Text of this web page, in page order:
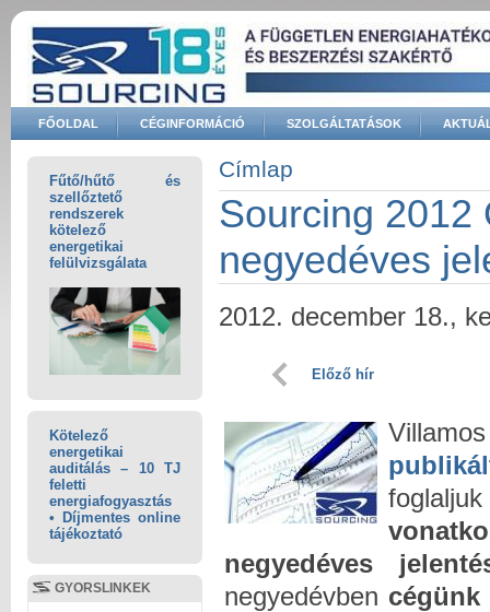
Ugrás a tartalomra
FŐOLDAL CÉGINFORMÁCIÓ SZOLGÁLTATÁSOK
Keresés űrlap
Fűtő/hűtő és
szellőztető
rendszerek
kötelező
energetikai
felülvizsgálata
Kötelező
energetikai
auditálás – 10 TJ
feletti
energiafogyasztás
• Díjmentes online
tájékoztató
GYORSLINKEK
Jelenlegi hely
Címlap
Sourcing 2012
negyedéves
2012. december 18.,
Előző hír
negyedéves
negyedévben cégünk